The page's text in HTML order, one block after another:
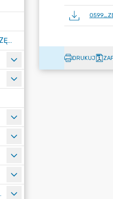
POLITYKA CIĄGŁOŚCI DZIAŁANIA URZĘDU MIASTA ŻORY
- RODO
DRUKUJ